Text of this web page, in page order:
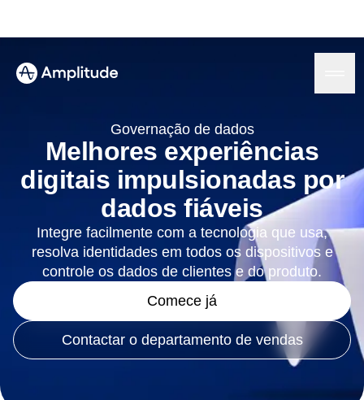
Plataforma
IA da Amplitude
Agentes de IA
Feedback de IA
Insights
Análise de produto
Análise de marketing
Soluções
Indústria
Serviços financeiros
Governação de dados
Melhores experiências
digitais impulsionadas por
dados fiáveis
Integre facilmente com a tecnologia que usa,
resolva identidades em todos os dispositivos e
controle os dados de clientes e do produto.
Comece já
Contactar o departamento de vendas